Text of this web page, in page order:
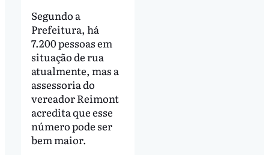
Segundo a
Prefeitura, há
7.200 pessoas em
situação de rua
atualmente, mas a
assessoria do
vereador Reimont
acredita que esse
número pode ser
bem maior.